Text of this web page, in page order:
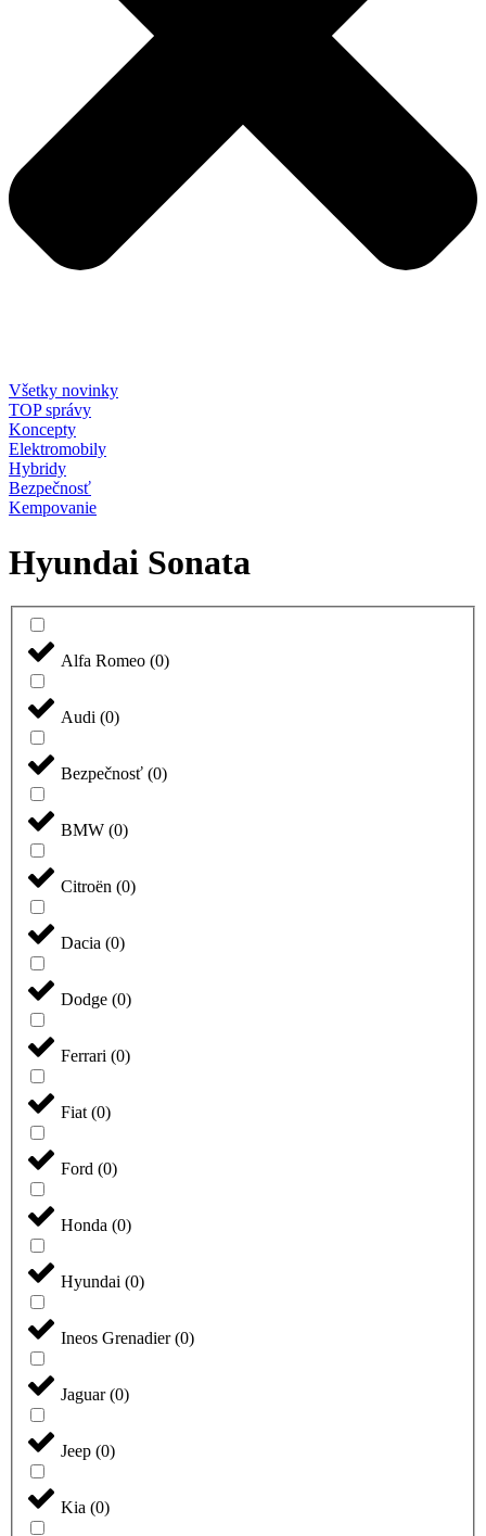
Všetky novinky
TOP správy
Koncepty
Elektromobily
Hybridy
Bezpečnosť
Kempovanie
Hyundai Sonata
Alfa Romeo (0)
Audi (0)
Bezpečnosť (0)
BMW (0)
Citroën (0)
Dacia (0)
Dodge (0)
Ferrari (0)
Fiat (0)
Ford (0)
Honda (0)
Hyundai (0)
Ineos Grenadier(0)
Jaguar(0)
Jeep (0)
Kia (0)